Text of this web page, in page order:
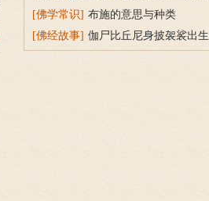
经》穷子喻的故事
[佛学常识] 布施的意思与种类
[佛经故事] 伽尸比丘尼身披袈裟出生